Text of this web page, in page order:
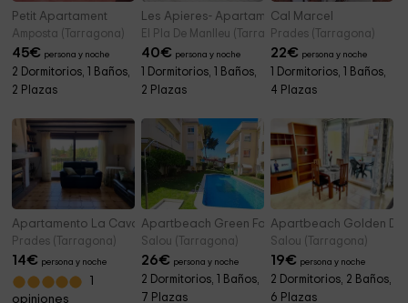
Petit Apartament
Amposta (Tarragona)
45€ persona y noche
2 Dormitorios, 1 Baños,
2 Plazas
Les Apieres- Apartamento
El Pla De Manlleu (Tarragona)
40€ persona y noche
1 Dormitorios, 1 Baños,
2 Plazas
Cal Marcel
Prades (Tarragona)
22€ persona y noche
1 Dormitorios, 1 Baños,
4 Plazas
Apartamento La Cavallada
Prades (Tarragona)
14€ persona y noche
opiniones
Apartbeach Green Family Relax
Salou (Tarragona)
26€ persona y noche
2 Dormitorios, 1 Baños,
7 Plazas
Apartbeach Golden
Salou (Tarragona)
19€ persona y noche
2 Dormitorios, 2 Baños,
6 Plazas